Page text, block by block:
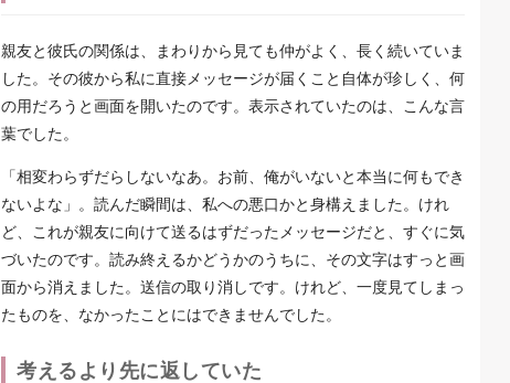
親友と彼氏の関係は、まわりから見ても仲がよく、長く続いていま
した。その彼から私に直接メッセージが届くこと自体が珍しく、何
の用だろうと画面を開いたのです。表示されていたのは、こんな言
葉でした。
「相変わらずだらしないなあ。お前、俺がいないと本当に何もでき
ないよな」。読んだ瞬間は、私への悪口かと身構えました。けれ
ど、これが親友に向けて送るはずだったメッセージだと、すぐに気
づいたのです。読み終えるかどうかのうちに、その文字はすっと画
面から消えました。送信の取り消しです。けれど、一度見てしまっ
たものを、なかったことにはできませんでした。
考えるより先に返していた